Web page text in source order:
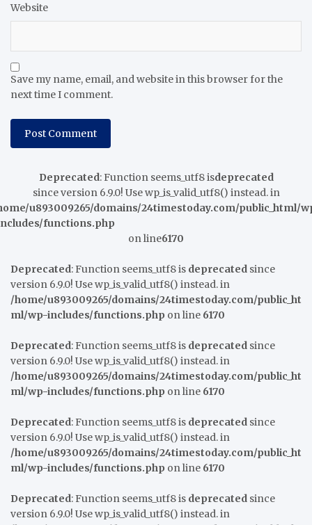
Website
Save my name, email, and website in this browser for the
next time I comment.
Deprecated: Function seems_utf8 isdeprecated
since version 6.9.0! Use wp_is_valid_utf8() instead. in
u893009265/domains/24timestoday.com/public_html/
functions.php
on line6170
Deprecated: Function seems_utf8 is deprecated since
version 6.9.0! Use wp_is_valid_utf8() instead. in
/home/u893009265/domains/24timestoday.com/public_ht
ml/wp-includes/functions.php on line 6170
Deprecated: Function seems_utf8 is deprecated since
version 6.9.0! Use wp_is_valid_utf8() instead. in
/home/u893009265/domains/24timestoday.com/public_ht
ml/wp-includes/functions.php on line 6170
Deprecated: Function seems_utf8 is deprecated since
version 6.9.0! Use wp_is_valid_utf8() instead. in
/home/u893009265/domains/24timestoday.com/public_ht
ml/wp-includes/functions.php on line 6170
Deprecated: Function seems_utf8 is deprecated since
version 6.9.0! Use wp_is_valid_utf8() instead. in